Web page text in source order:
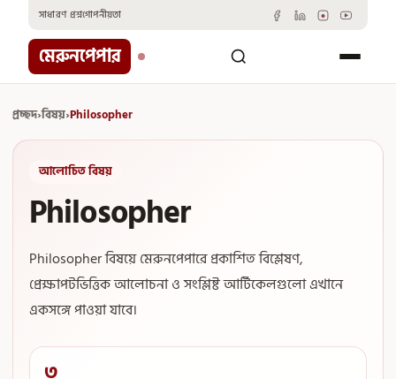
content
সাধারণ প্রশ্নগোপনীয়তা
মেরুনপেপার
প্রচ্ছদ›বিষয়›Philosopher
আলোচিত বিষয়
Philosopher
Philosopher বিষয়ে মেরুনপেপারে প্রকাশিত বিশ্লেষণ,
প্রেক্ষাপটভিত্তিক আলোচনা ও সংশ্লিষ্ট আর্টিকেলগুলো এখানে
একসঙ্গে পাওয়া যাবে।
৩